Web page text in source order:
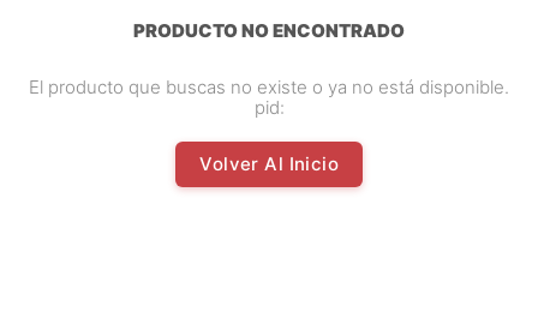
PRODUCTO NO ENCONTRADO
El producto que buscas no existe o ya no está disponible.
pid:
Volver Al Inicio